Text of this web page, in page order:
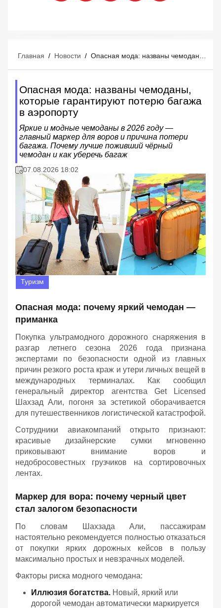
Главная / Новости /
Опасная мода: названы чемоданы,
которые гарантируют потерю багажа
в аэропорту
Яркие и модные чемоданы в 2026 году —
главный маркер для воров и причина потери
багажа. Почему лучше поживший чёрный
чемодан и как уберечь багаж
07.08.2026 18:02
Туризм
Опасная мода: почему яркий чемодан —
приманка
Покупка ультрамодного дорожного снаряжения в
разгар летнего сезона 2026 года признана
экспертами по безопасности одной из главных
причин резкого роста краж и утери личных вещей в
международных терминалах. Как сообщил
генеральный директор агентства Get Licensed
Шахзад Али, погоня за эстетикой оборачивается
для путешественников логистической катастрофой.
Сотрудники авиакомпаний открыто признают:
красивые дизайнерские сумки мгновенно
приковывают внимание воров и
недобросовестных грузчиков на сортировочных
лентах.
Маркер для вора: почему черный цвет
стал залогом безопасности
По словам Шахзада Али, пассажирам
настоятельно рекомендуется полностью отказаться
от покупки ярких дорожных кейсов в пользу
максимально простых и невзрачных моделей.
Факторы риска модного чемодана:
Иллюзия богатства. Новый, яркий или
дорогой чемодан автоматически маркируется